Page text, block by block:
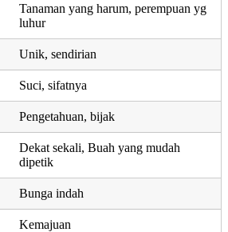
Tanaman yang harum, perempuan yg
luhur
Unik, sendirian
Suci, sifatnya
Pengetahuan, bijak
Dekat sekali, Buah yang mudah
dipetik
Bunga indah
Kemajuan